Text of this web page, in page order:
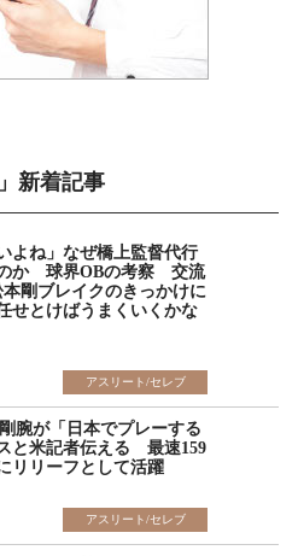
新着記事
よね」なぜ橋上監督代行
か 球界OBの考察 交流
剛ブレイクのきっかけに
せとけばうまくいくかな
アスリート/セレブ
腕が「日本でプレーする
と米記者伝える 最速159
リリーフとして活躍
アスリート/セレブ